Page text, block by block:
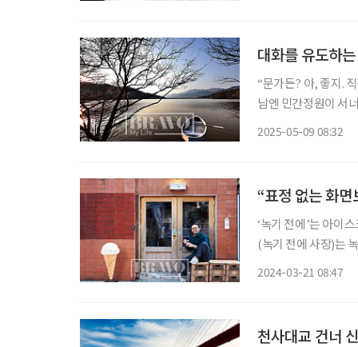
대화를 유도하
“문가든? 아, 좋지.
남엔 민간정원이 서
2025-05-09 08:32
“표정 없는 화
‘녹기 전에’는 아이
(녹기 전에 사장)는
2024-03-21 08:47
천사대교 건너